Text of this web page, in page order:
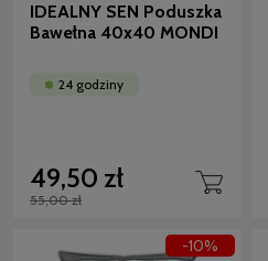
IDEALNY SEN Poduszka
Bawełna 40x40 MONDI
24 godziny
49,50 zł
55,00 zł
-10%